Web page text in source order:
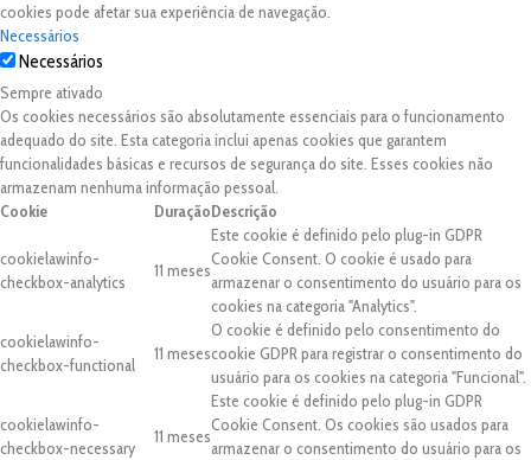
cookies pode afetar sua experiência de navegação.
Necessários
Necessários
Sempre ativado
Os cookies necessários são absolutamente essenciais para o funcionamento
adequado do site. Esta categoria inclui apenas cookies que garantem
funcionalidades básicas e recursos de segurança do site. Esses cookies não
armazenam nenhuma informação pessoal.
Cookie
DuraçãoDescrição
cookielawinfo-
checkbox-analytics
11 meses
Este cookie é definido pelo plug-in GDPR
Cookie Consent. O cookie é usado para
armazenar o consentimento do usuário para os
cookies na categoria "Analytics".
cookielawinfo-
checkbox-functional
11 meses
O cookie é definido pelo consentimento do
cookie GDPR para registrar o consentimento do
usuário para os cookies na categoria "Funcional".
cookielawinfo-
checkbox-necessary
11 meses
Este cookie é definido pelo plug-in GDPR
Cookie Consent. Os cookies são usados para
armazenar o consentimento do usuário para os